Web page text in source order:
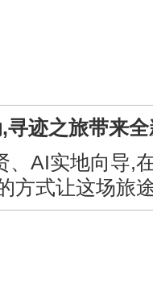
寻迹之旅带来
AI实地向导,
方式让这场旅